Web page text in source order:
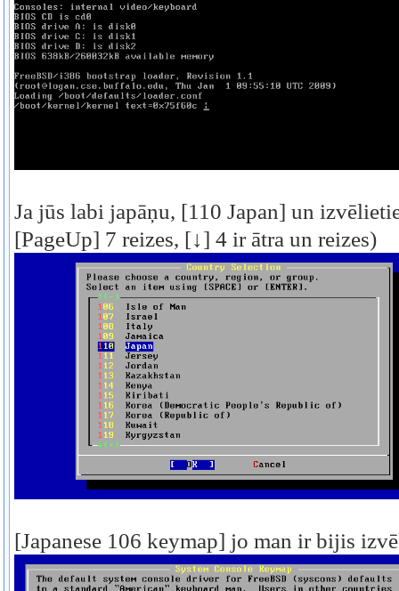
Ja jūs labi japāņu, [110 Japan] un
[PageUp] 7 reizes, [↓] 4 ir ātra un reizes)
[Japanese 106 keymap] jo man ir bijis